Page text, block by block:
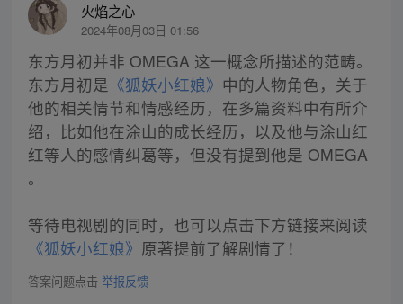
火焰之心
2024年08月03日 01:56
东方月初并非 OMEGA 这一概念所描述的范畴。
东方月初是 《狐妖小红娘》 中的人物角色，关于
他的相关情节和情感经历，在多篇资料中有所介
绍，比如他在涂山的成长经历，以及他与涂山红
红等人的感情纠葛等，但没有提到他是 OMEGA
。
等待电视剧的同时，也可以点击下方链接来阅读
《狐妖小红娘》 原著提前了解剧情了！
答案问题点击 举报反馈